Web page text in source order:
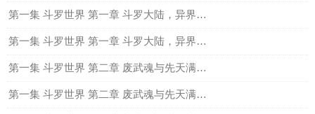
第一集 斗罗世界 第一章 斗罗大陆，异界唐三（三）
第一集 斗罗世界 第一章 斗罗大陆，异界唐三（四）
第一集 斗罗世界 第二章 废武魂与先天满魂力（一）
第一集 斗罗世界 第二章 废武魂与先天满魂力（二）